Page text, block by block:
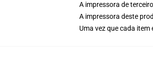
A impressora de
A impressora deste
Uma vez que cada